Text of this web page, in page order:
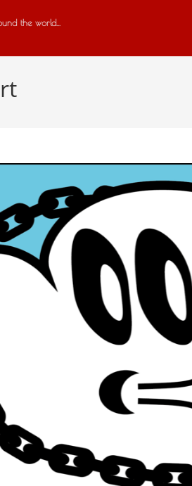
the world...